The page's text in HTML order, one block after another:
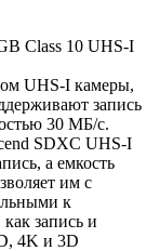
Class 10 UHS-I
UHS-I камеры,
запись
30 МБ/с.
SDXC UHS-I
а емкость
им с
к
запись и
4K и 3D